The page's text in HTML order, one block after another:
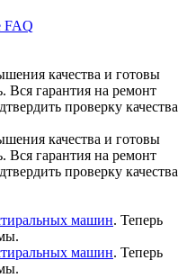
FAQ
качества и готовы
Вся гарантия на ремонт
проверку качества
качества и готовы
Вся гарантия на ремонт
проверку качества
машин. Теперь
машин. Теперь